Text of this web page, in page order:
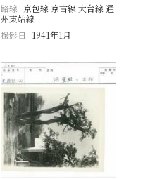
路線 京包線 京古線 大台線 通
州東站線
撮影日
1941年1月